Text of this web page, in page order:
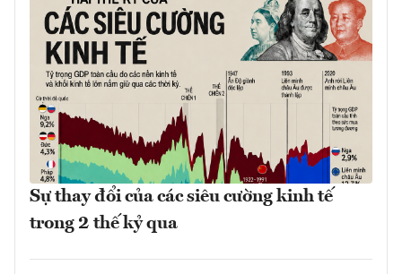
Sự thay đổi của các siêu cường kinh tế
trong 2 thế kỷ qua